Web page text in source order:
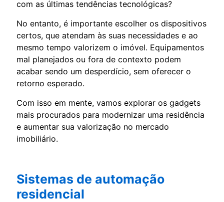
com as últimas tendências tecnológicas?
No entanto, é importante escolher os dispositivos
certos, que atendam às suas necessidades e ao
mesmo tempo valorizem o imóvel. Equipamentos
mal planejados ou fora de contexto podem
acabar sendo um desperdício, sem oferecer o
retorno esperado.
Com isso em mente, vamos explorar os gadgets
mais procurados para modernizar uma residência
e aumentar sua valorização no mercado
imobiliário.
Sistemas de automação
residencial